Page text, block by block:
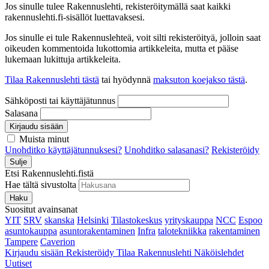
Jos sinulle tulee Rakennuslehti, rekisteröitymällä saat kaikki
rakennuslehti.fi-sisällöt luettavaksesi.
Jos sinulle ei tule Rakennuslehteä, voit silti rekisteröityä, jolloin saat
oikeuden kommentoida lukottomia artikkeleita, mutta et pääse
lukemaan lukittuja artikkeleita.
Tilaa Rakennuslehti tästä tai hyödynnä maksuton koejakso tästä.
Sähköposti tai käyttäjätunnus
Salasana
Kirjaudu sisään
Muista minut
Unohditko käyttäjätunnuksesi? Unohditko salasanasi? Rekisteröidy
Sulje
Etsi Rakennuslehti.fistä
Hae tältä sivustolta
Haku
Suositut avainsanat
YIT SRV skanska Helsinki Tilastokeskus yrityskauppa NCC Espoo
asuntokauppa asuntorakentaminen Infra talotekniikka rakentaminen
Tampere Caverion
Kirjaudu sisään Rekisteröidy Tilaa Rakennuslehti Näköislehdet
Uutiset